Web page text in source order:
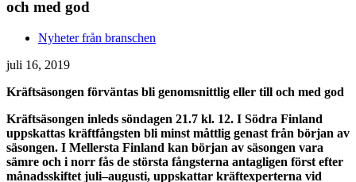
och med god
Nyheter från branschen
juli 16, 2019
Kräftsäsongen förväntas bli genomsnittlig eller till och med god
Kräftsäsongen inleds söndagen 21.7 kl. 12. I Södra Finland
uppskattas kräftfångsten bli minst måttlig genast från början av
säsongen. I Mellersta Finland kan början av säsongen vara
sämre och i norr fås de största fångsterna antagligen först efter
månadsskiftet juli–augusti, uppskattar kräftexperterna vid